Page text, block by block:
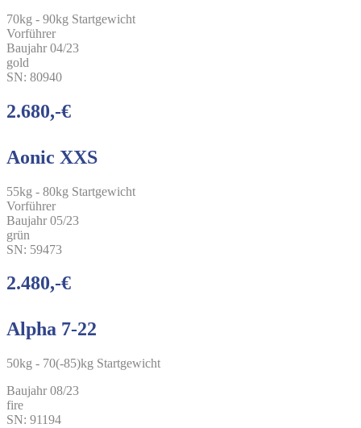
70kg - 90kg Startgewicht
Vorführer
Baujahr 04/23
gold
SN: 80940
2.680,-€
Aonic XXS
55kg - 80kg Startgewicht
Vorführer
Baujahr 05/23
grün
SN: 59473
2.480,-€
Alpha 7-22
50kg - 70(-85)kg Startgewicht
Baujahr 08/23
fire
SN: 91194